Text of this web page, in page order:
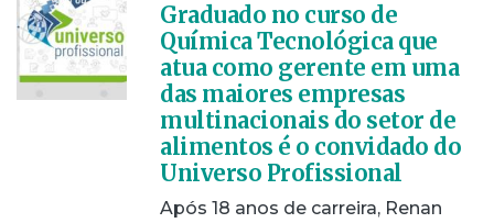
Graduado no curso de
Química Tecnológica que
atua como gerente em uma
das maiores empresas
multinacionais do setor de
alimentos é o convidado do
Universo Profissional
Após 18 anos de carreira, Renan